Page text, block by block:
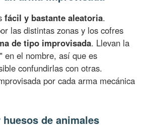
fácil y bastante aleatoria.
las distintas zonas y los cofres
de tipo improvisada. Llevan la
en el nombre, así que es
confundirlas con otras.
por cada arma mecánica
de animales